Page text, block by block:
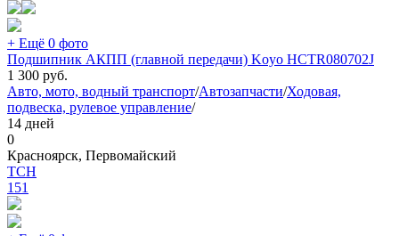
+ Ещё 0 фото
Подшипник АКПП (главной передачи) Koyo HCTR080702J
1 300 руб.
Авто, мото, водный транспорт/Автозапчасти/Ходовая,
подвеска, рулевое управление/
14 дней
0
Красноярск, Первомайский
TCH
151